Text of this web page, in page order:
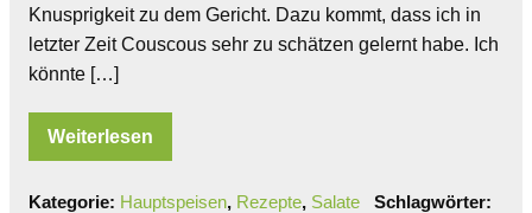
Knusprigkeit zu dem Gericht. Dazu kommt, dass ich in
letzter Zeit Couscous sehr zu schätzen gelernt habe. Ich
könnte […]
Weiterlesen
Kategorie: Hauptspeisen, Rezepte, Salate
Schlagwörter: